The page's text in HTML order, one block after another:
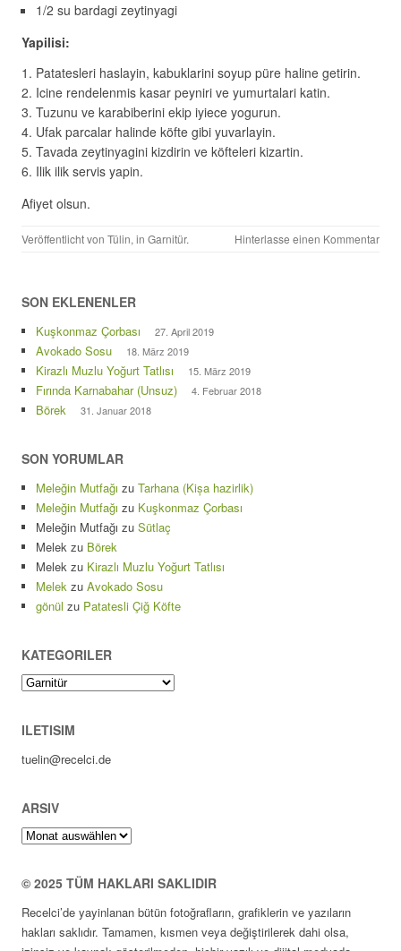
1/2 su bardagi zeytinyagi
Yapilisi:
Patatesleri haslayin, kabuklarini soyup püre haline getirin.
Icine rendelenmis kasar peyniri ve yumurtalari katin.
Tuzunu ve karabiberini ekip iyiece yogurun.
Ufak parcalar halinde köfte gibi yuvarlayin.
Tavada zeytinyagini kizdirin ve köfteleri kizartin.
Ilik ilik servis yapin.
Afiyet olsun.
Veröffentlicht von Tülin, in Garnitür. Hinterlasse einen Kommentar
SON EKLENENLER
Kuşkonmaz Çorbası 27. April 2019
Avokado Sosu 18. März 2019
Kirazlı Muzlu Yoğurt Tatlısı 15. März 2019
Fırında Karnabahar (Unsuz) 4. Februar 2018
Börek 31. Januar 2018
SON YORUMLAR
Meleğin Mutfağı zu Tarhana (Kișa hazirlik)
Meleğin Mutfağı zu Kuşkonmaz Çorbası
Meleğin Mutfağı zu Sütlaç
Melek zu Börek
Melek zu Kirazlı Muzlu Yoğurt Tatlısı
Melek zu Avokado Sosu
gönül zu Patatesli Çiğ Köfte
KATEGORILER
Kategoriler
ILETISIM
tuelin@recelci.de
ARSIV
Arsiv
© 2025 TÜM HAKLARI SAKLIDIR
Recelci’de yayinlanan bütün fotoğrafların, grafiklerin ve yazıların
hakları saklıdır. Tamamen, kısmen veya değiştirilerek dahi olsa,